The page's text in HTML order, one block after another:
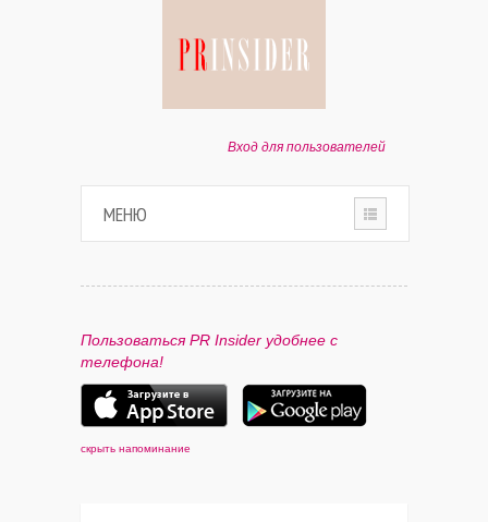
Вход для пользователей
МЕНЮ
ПАРТНЕРАМ
КОНТАКТЫ
Пользоваться PR Insider удобнее с
телефона!
скрыть напоминание